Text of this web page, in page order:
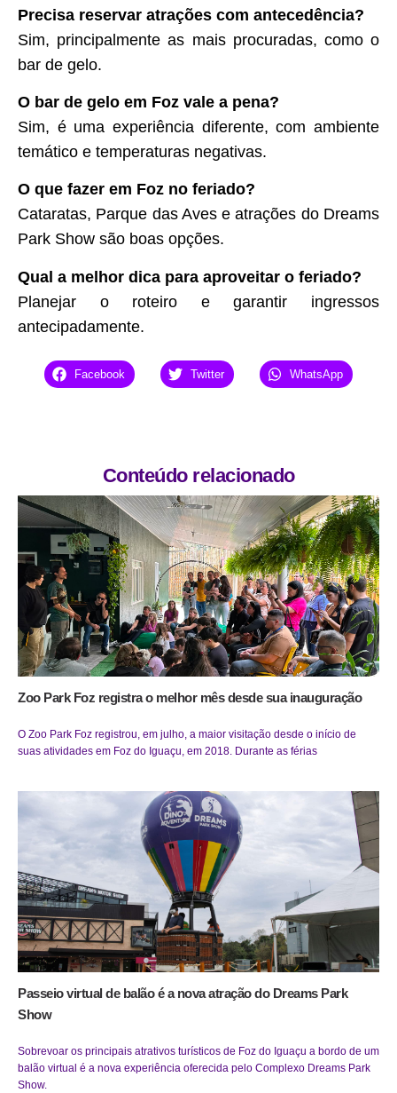
Precisa reservar atrações com antecedência?
Sim, principalmente as mais procuradas, como o
bar de gelo.
O bar de gelo em Foz vale a pena?
Sim, é uma experiência diferente, com ambiente
temático e temperaturas negativas.
O que fazer em Foz no feriado?
Cataratas, Parque das Aves e atrações do Dreams
Park Show são boas opções.
Qual a melhor dica para aproveitar o feriado?
Planejar o roteiro e garantir ingressos
antecipadamente.
Facebook Twitter WhatsApp
Conteúdo relacionado
Zoo Park Foz registra o melhor mês desde sua inauguração
O Zoo Park Foz registrou, em julho, a maior visitação desde o início de
suas atividades em Foz do Iguaçu, em 2018. Durante as férias
Passeio virtual de balão é a nova atração do Dreams Park
Show
Sobrevoar os principais atrativos turísticos de Foz do Iguaçu a bordo de um
balão virtual é a nova experiência oferecida pelo Complexo Dreams Park
Show.